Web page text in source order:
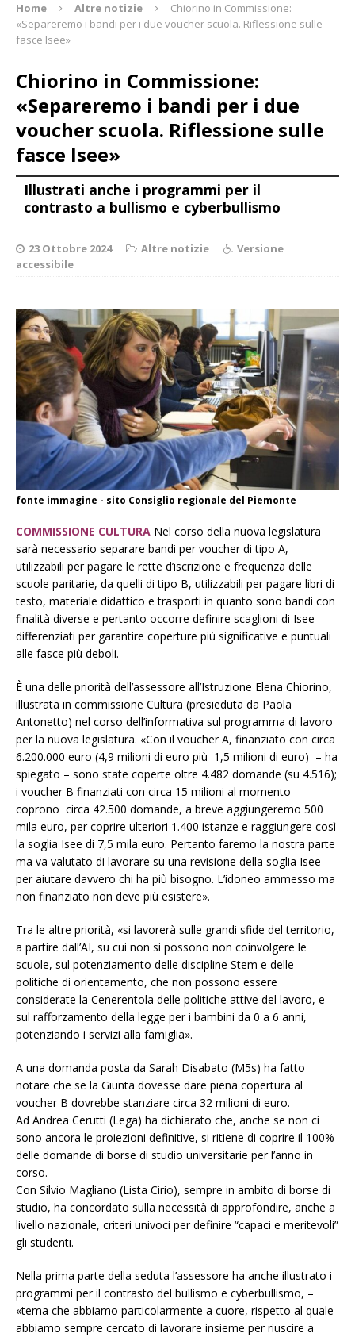
Home Altre notizie
Chiorino in Commissione:
«Separeremo i bandi per i due voucher scuola. Riflessione sulle
fasce Isee»
Chiorino in Commissione:
«Separeremo i bandi per i due
voucher scuola. Riflessione sulle
fasce Isee»
Illustrati anche i programmi per il
contrasto a bullismo e cyberbullismo
23 Ottobre 2024 Altre notizie
Versione
accessibile
fonte immagine - sito Consiglio regionale del Piemonte
COMMISSIONE CULTURA Nel corso della nuova legislatura
sarà necessario separare bandi per voucher di tipo A,
utilizzabili per pagare le rette d’iscrizione e frequenza delle
scuole paritarie, da quelli di tipo B, utilizzabili per pagare libri di
testo, materiale didattico e trasporti in quanto sono bandi con
finalità diverse e pertanto occorre definire scaglioni di Isee
differenziati per garantire coperture più significative e puntuali
alle fasce più deboli.
È una delle priorità dell’assessore all’Istruzione Elena Chiorino,
illustrata in commissione Cultura (presieduta da Paola
Antonetto) nel corso dell’informativa sul programma di lavoro
per la nuova legislatura. «Con il voucher A, finanziato con circa
6.200.000 euro (4,9 milioni di euro più 1,5 milioni di euro) – ha
spiegato – sono state coperte oltre 4.482 domande (su 4.516);
i voucher B finanziati con circa 15 milioni al momento
coprono circa 42.500 domande, a breve aggiungeremo 500
mila euro, per coprire ulteriori 1.400 istanze e raggiungere così
la soglia Isee di 7,5 mila euro. Pertanto faremo la nostra parte
ma va valutato di lavorare su una revisione della soglia Isee
per aiutare davvero chi ha più bisogno. L’idoneo ammesso ma
non finanziato non deve più esistere».
Tra le altre priorità, «si lavorerà sulle grandi sfide del territorio,
a partire dall’AI, su cui non si possono non coinvolgere le
scuole, sul potenziamento delle discipline Stem e delle
politiche di orientamento, che non possono essere
considerate la Cenerentola delle politiche attive del lavoro, e
sul rafforzamento della legge per i bambini da 0 a 6 anni,
potenziando i servizi alla famiglia».
A una domanda posta da Sarah Disabato (M5s) ha fatto
notare che se la Giunta dovesse dare piena copertura al
voucher B dovrebbe stanziare circa 32 milioni di euro.
Ad Andrea Cerutti (Lega) ha dichiarato che, anche se non ci
sono ancora le proiezioni definitive, si ritiene di coprire il 100%
delle domande di borse di studio universitarie per l’anno in
corso.
Con Silvio Magliano (Lista Cirio), sempre in ambito di borse di
studio, ha concordato sulla necessità di approfondire, anche a
livello nazionale, criteri univoci per definire “capaci e meritevoli”
gli studenti.
Nella prima parte della seduta l’assessore ha anche illustrato i
programmi per il contrasto del bullismo e cyberbullismo, –
«tema che abbiamo particolarmente a cuore, rispetto al quale
abbiamo sempre cercato di lavorare insieme per riuscire a